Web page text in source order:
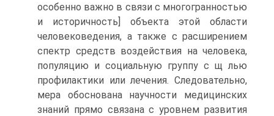
особенно важно в связи с многогранностью
и историчность] объекта этой области
человековедения, а также с расширением
спектр средств воздействия на человека,
популяцию и социальную группу с щ лью
профилактики или лечения. Следовательно,
мера обоснована научности медицинских
знаний прямо связана с уровнем развития